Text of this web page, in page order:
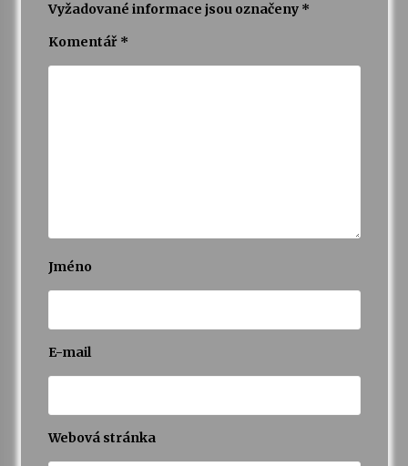
Vyžadované informace jsou označeny *
Komentář *
Jméno
E-mail
Webová stránka